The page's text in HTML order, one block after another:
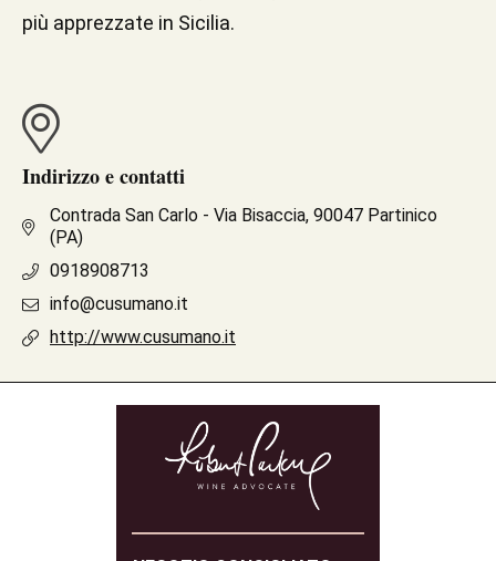
più apprezzate in Sicilia.
Indirizzo e contatti
Contrada San Carlo - Via Bisaccia, 90047 Partinico
(PA)
0918908713
info@cusumano.it
http://www.cusumano.it